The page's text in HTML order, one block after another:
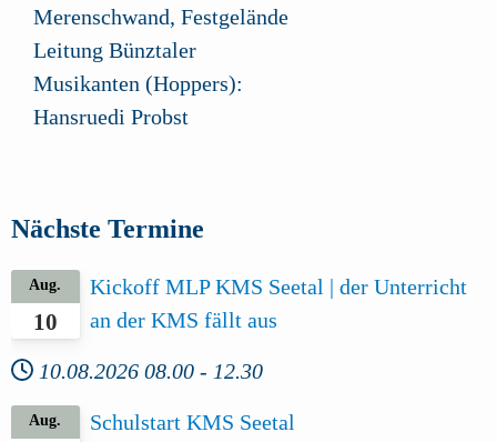
Merenschwand, Festgelände
Leitung Bünztaler
Musikanten (Hoppers):
Hansruedi Probst
Nächste Termine
10
Aug.
Kickoff MLP KMS Seetal | der Unterricht
an der KMS fällt aus
10.08.2026 08.00 - 12.30
Aug. Schulstart KMS Seetal